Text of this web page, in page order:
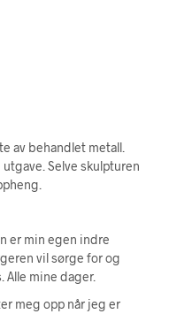
av behandlet metall.
Selve skulpturen
er min egen indre
vil sørge for og
Alle mine dager.
meg opp når jeg er